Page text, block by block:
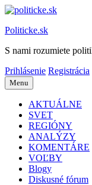
Preskočiť
obsah
Politicke.sk
S nami rozumiete
Prihlásenie Registrácia
Menu
AKTUÁLNE
SVET
REGIÓNY
ANALÝZY
KOMENTÁRE
VOĽBY
Blogy
Diskusné fórum